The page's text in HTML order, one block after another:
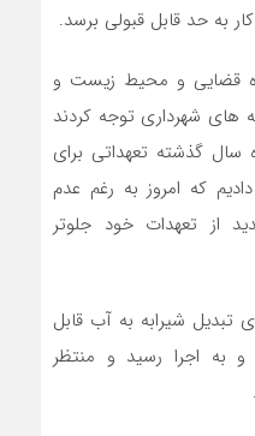
به حد قابل قبولی برسد.
قضایی و محیط زیست و
های شهرداری توجه کردند
سال گذشته تعهداتی برای
که امروز به رغم عدم
از تعهدات خود جلوتر
تبدیل شیرابه به آب قابل
و به اجرا رسید و منتظر